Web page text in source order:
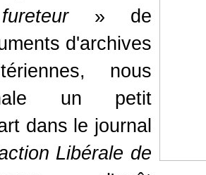
fureteur» de
d'archives
nous
un petit
dans le journal
Libérale de